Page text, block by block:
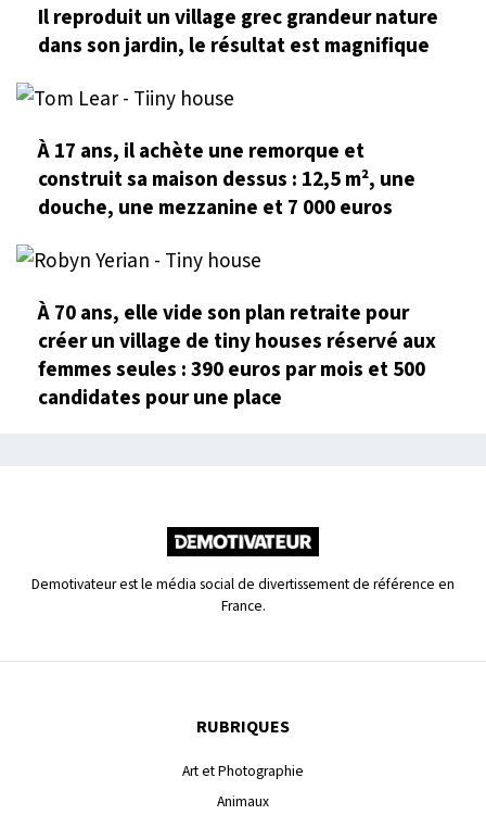
Il reproduit un village grec grandeur nature
dans son jardin, le résultat est magnifique
À 17 ans, il achète une remorque et
construit sa maison dessus : 12,5 m², une
douche, une mezzanine et 7 000 euros
À 70 ans, elle vide son plan retraite pour
créer un village de tiny houses réservé aux
femmes seules : 390 euros par mois et 500
candidates pour une place
Demotivateur est le média social de divertissement de référence en
France.
RUBRIQUES
Art et Photographie
Animaux